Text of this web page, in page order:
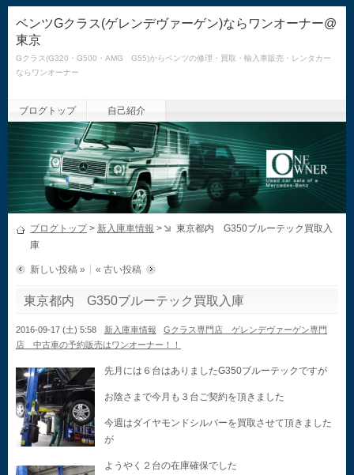
ベンツGクラス(ゲレンデヴァーゲン)ならワンオーナー@
東京
Gクラス(G320・G500・AMG G55)からベンツの修理・買取・輸入車販売・レンタカー
ならワンオーナー
ブログトップ 自己紹介
ブログトップ> 新入庫車情報 >
東京都内 G350ブルーテック買取入
庫
新しい投稿 » « 古い投稿
東京都内 G350ブルーテック買取入庫
2016-09-17 (土) 5:58 新入庫車情報
Gクラス専門店 ゲレンデヴァーゲン専門
店 中古車の予約販売はワンオーナー！！
先月には６台はありましたG350ブルーテックですが
お陰さまで今月も３台ご契約を頂きました
今週はダイヤモンドシルバーを買取させて頂きました
が
ようやく２台の在庫確保でした